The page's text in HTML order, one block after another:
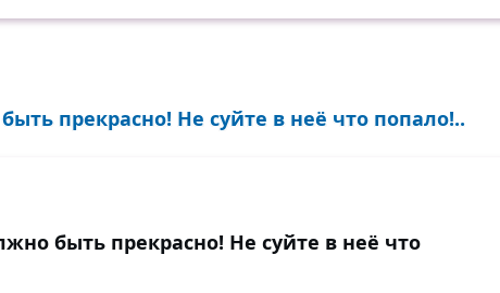
прекрасно! Не суйте в неё что попало!..
быть прекрасно! Не суйте в неё что